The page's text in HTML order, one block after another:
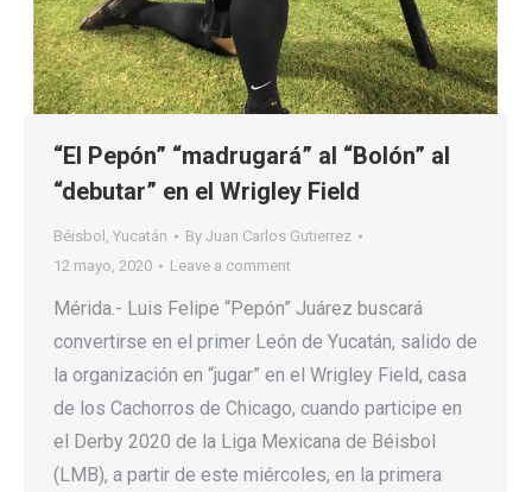
“El Pepón” “madrugará” al “Bolón” al
“debutar” en el Wrigley Field
Béisbol , Yucatán By Juan Carlos Gutierrez
12 mayo, 2020
Leave a comment
Mérida.- Luis Felipe “Pepón” Juárez buscará
convertirse en el primer León de Yucatán, salido de
la organización en “jugar” en el Wrigley Field, casa
de los Cachorros de Chicago, cuando participe en
el Derby 2020 de la Liga Mexicana de Béisbol
(LMB), a partir de este miércoles, en la primera